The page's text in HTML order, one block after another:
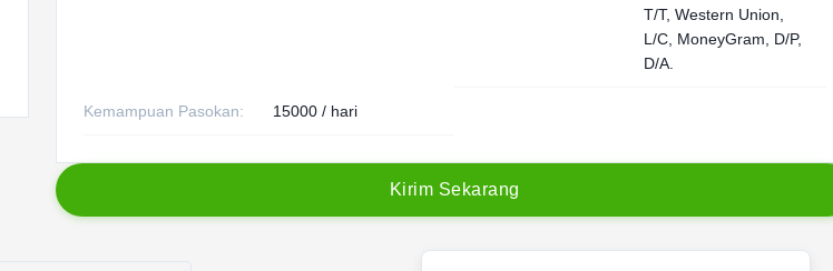
T/T, Western Union,
L/C, MoneyGram, D/P,
D/A.
Kemampuan Pasokan: 15000 / hari
Kirim Sekarang